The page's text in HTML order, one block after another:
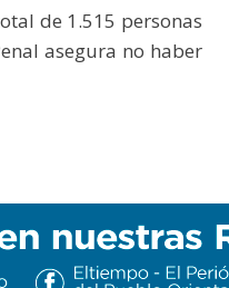
de 1.515 personas
asegura no haber